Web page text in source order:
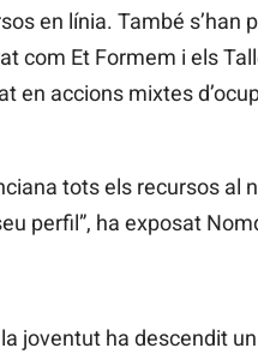
en línia. També s’han
Et Formem i els
en accions mixtes
tots els recursos al
perfil”, ha exposat
joventut ha descendit un